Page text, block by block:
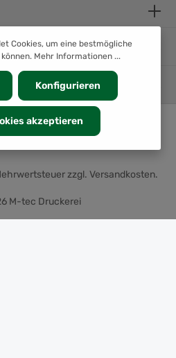
M-tec Druckerei
zzgl. Versandkosten.
Cookies, um eine bestmögliche
Mehr Informationen ...
Konfigurieren
akzeptieren